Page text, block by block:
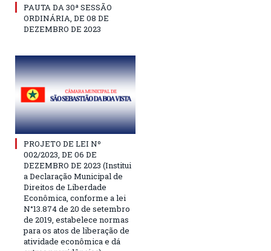
PAUTA DA 30ª SESSÃO
ORDINÁRIA, DE 08 DE
DEZEMBRO DE 2023
PROJETO DE LEI Nº
002/2023, DE 06 DE
DEZEMBRO DE 2023 (Institui
a Declaração Municipal de
Direitos de Liberdade
Econômica, conforme a lei
N°13.874 de 20 de setembro
de 2019, estabelece normas
para os atos de liberação de
atividade econômica e dá